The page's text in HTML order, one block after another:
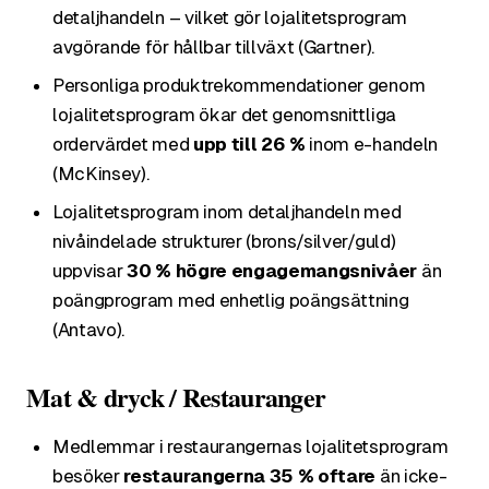
detaljhandeln – vilket gör lojalitetsprogram
avgörande för hållbar tillväxt (Gartner).
Personliga produktrekommendationer genom
lojalitetsprogram ökar det genomsnittliga
ordervärdet med upp till 26 % inom e-handeln
(McKinsey).
Lojalitetsprogram inom detaljhandeln med
nivåindelade strukturer (brons/silver/guld)
uppvisar30 % högre engagemangsnivåer än
poängprogram med enhetlig poängsättning
(Antavo).
Mat & dryck / Restauranger
Medlemmar i restaurangernas lojalitetsprogram
besöker restaurangerna 35 % oftare än icke-